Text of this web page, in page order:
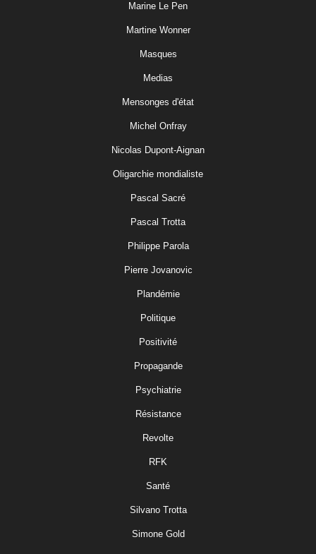
Marine Le Pen
Martine Wonner
Masques
Medias
Mensonges d'état
Michel Onfray
Nicolas Dupont-Aignan
Oligarchie mondialiste
Pascal Sacré
Pascal Trotta
Philippe Parola
Pierre Jovanovic
Plandémie
Politique
Positivité
Propagande
Psychiatrie
Résistance
Revolte
RFK
Santé
Silvano Trotta
Simone Gold